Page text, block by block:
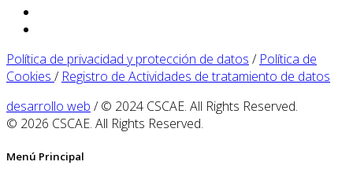
Política de privacidad y protección de datos / Política de
Cookies / Registro de Actividades de tratamiento de datos
desarrollo web / © 2024 CSCAE. All Rights Reserved.
© 2026 CSCAE. All Rights Reserved.
Menú Principal